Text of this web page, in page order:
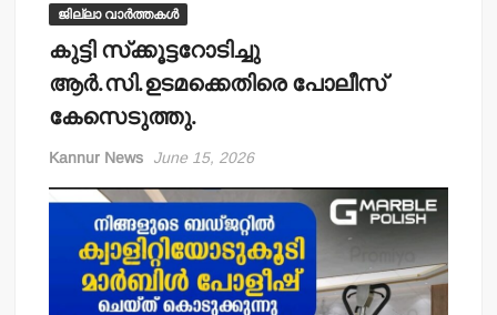
ജില്ലാ വാർത്തകൾ
കുട്ടി സ്‌ക്കൂട്ടറോടിച്ചു
ആര്‍.സി.ഉടമക്കെതിരെ പോലീസ്
കേസെടുത്തു.
Kannur News June 15, 2026